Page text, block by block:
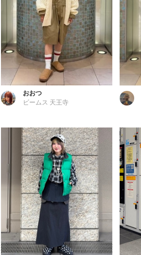
おおつ
ビームス 天王寺